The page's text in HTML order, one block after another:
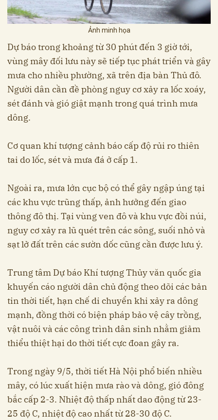
Ảnh minh họa
Dự báo trong khoảng từ 30 phút đến 3 giờ tới,
vùng mây đối lưu này sẽ tiếp tục phát triển và gây
mưa cho nhiều phường, xã trên địa bàn Thủ đô.
Người dân cần đề phòng nguy cơ xảy ra lốc xoáy,
sét đánh và gió giật mạnh trong quá trình mưa
dông.
Cơ quan khí tượng cảnh báo cấp độ rủi ro thiên
tai do lốc, sét và mưa đá ở cấp 1.
Ngoài ra, mưa lớn cục bộ có thể gây ngập úng tại
các khu vực trũng thấp, ảnh hưởng đến giao
thông đô thị. Tại vùng ven đô và khu vực đồi núi,
nguy cơ xảy ra lũ quét trên các sông, suối nhỏ và
sạt lở đất trên các sườn dốc cũng cần được lưu ý.
Trung tâm Dự báo Khí tượng Thủy văn quốc gia
khuyến cáo người dân chủ động theo dõi các bản
tin thời tiết, hạn chế di chuyển khi xảy ra dông
mạnh, đồng thời có biện pháp bảo vệ cây trồng,
vật nuôi và các công trình dân sinh nhằm giảm
thiểu thiệt hại do thời tiết cực đoan gây ra.
Trong ngày 9/5, thời tiết Hà Nội phổ biến nhiều
mây, có lúc xuất hiện mưa rào và dông, gió đông
bắc cấp 2-3. Nhiệt độ thấp nhất dao động từ 23-
25 độ C, nhiệt độ cao nhất từ 28-30 độ C.